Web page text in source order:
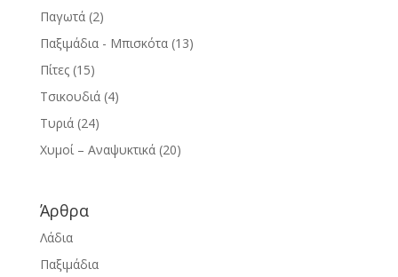
Παγωτά (2)
Παξιμάδια - Μπισκότα (13)
Πίτες (15)
Τσικουδιά (4)
Τυριά (24)
Χυμοί – Αναψυκτικά (20)
Άρθρα
Λάδια
Παξιμάδια